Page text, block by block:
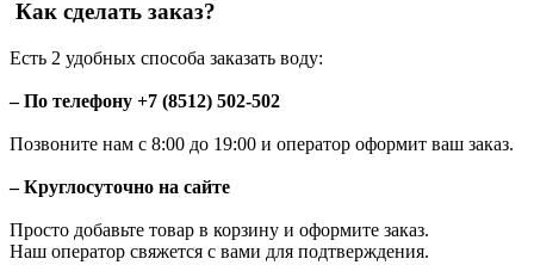
Как сделать заказ?
Есть 2 удобных способа заказать воду:
– По телефону +7 (8512) 502-502
Позвоните нам с 8:00 до 19:00 и оператор оформит ваш заказ.
– Круглосуточно на сайте
Просто добавьте товар в корзину и оформите заказ.
Наш оператор свяжется с вами для подтверждения.